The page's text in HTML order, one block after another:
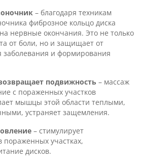
– благодаря техникам
фиброзное кольцо диска
нервные окончания. Это не только
от боли, но и защищает от
заболевания и формирования
подвижность – массаж
с пораженных участков
мышцы этой области теплыми,
устраняет защемления.
– стимулирует
участках,
дисков.